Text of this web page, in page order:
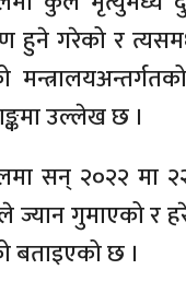
हुने गरेको र
उल्लेख छ ।
सन् २०२२ मा
ज्यान गुमाएको र
बताइएको छ ।